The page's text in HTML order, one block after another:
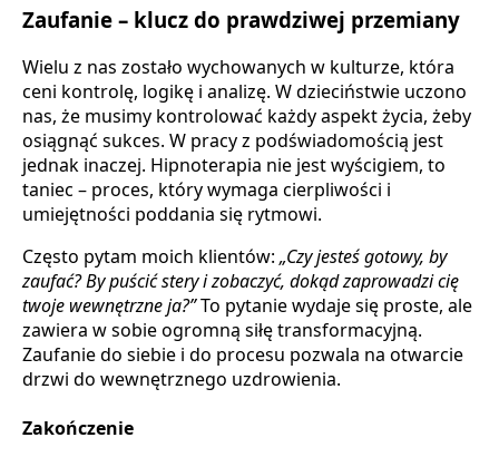
Zaufanie – klucz do prawdziwej przemiany
Wielu z nas zostało wychowanych w kulturze, która
ceni kontrolę, logikę i analizę. W dzieciństwie uczono
nas, że musimy kontrolować każdy aspekt życia, żeby
osiągnąć sukces. W pracy z podświadomością jest
jednak inaczej. Hipnoterapia nie jest wyścigiem, to
taniec – proces, który wymaga cierpliwości i
umiejętności poddania się rytmowi.
Często pytam moich klientów: „Czy jesteś gotowy, by
zaufać? By puścić stery i zobaczyć, dokąd zaprowadzi cię
twoje wewnętrzne ja?”To pytanie wydaje się proste, ale
zawiera w sobie ogromną siłę transformacyjną.
Zaufanie do siebie i do procesu pozwala na otwarcie
drzwi do wewnętrznego uzdrowienia.
Zakończenie